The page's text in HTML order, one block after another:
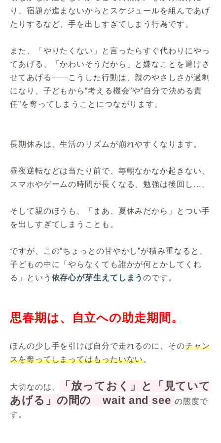
り、宿題が進まないからとスケジュールを組んであげ
たりするなど、手を出しすぎてしまう行為です。
また、「やりたくない」と言ったらすぐ代わりにやっ
てあげる、「かわいそうだから」と嫌なことを避けさ
せてあげる――こうした行動は、親のやさしさが過剰
になり、子どもから“考える機会”や“自分で決める責
任”を奪ってしまうことにつながります。
長期休みは、生活のリズムが崩れやすくなります。
昼夜逆転などは当たり前で、毎朝なかなか起きない、
スマホやゲームの時間が長くなる、勉強は後回し…。
そして親のほうも、「まあ、夏休みだから」とつい手
を出しすぎてしまうことも。
ですが、この“ちょっとの甘やかし”が積み重なると、
子どもの中に「やらなくても誰かが何とかしてくれ
る」という 依存心が芽生えてしまうのです。
思春期は、自立への助走期間。
ほんの少し手を引けば自分で走れるのに、そのチャン
スを奪ってしまってはもったいない。
大切なのは、
「放っておく」と「見ていて
あげる」の間の wait and see の態度で
す。